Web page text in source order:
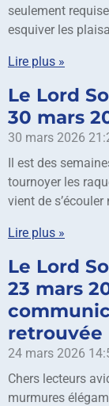
seulement
esquiver les
Lire plus »
Le Lord
30 mars
30 mars 2026
Il est des
tournoyer les
vient de s’écouler
Lire plus »
Le Lord
23 mars
retrouvée
24 mars 2026
Chers lecteurs
murmures